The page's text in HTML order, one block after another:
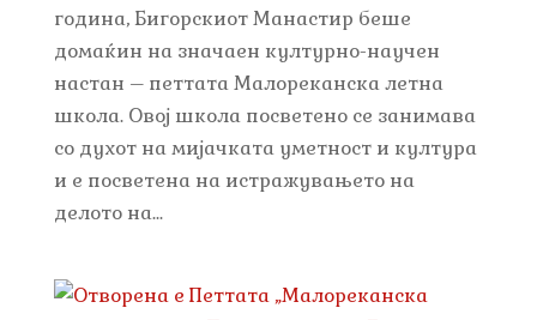
година, Бигорскиот Манастир беше
домаќин на значаен културно-научен
настан – петтата Малореканска летна
школа. Овој школа посветено се занимава
со духот на мијачката уметност и култура
и е посветена на истражувањето на
делото на...